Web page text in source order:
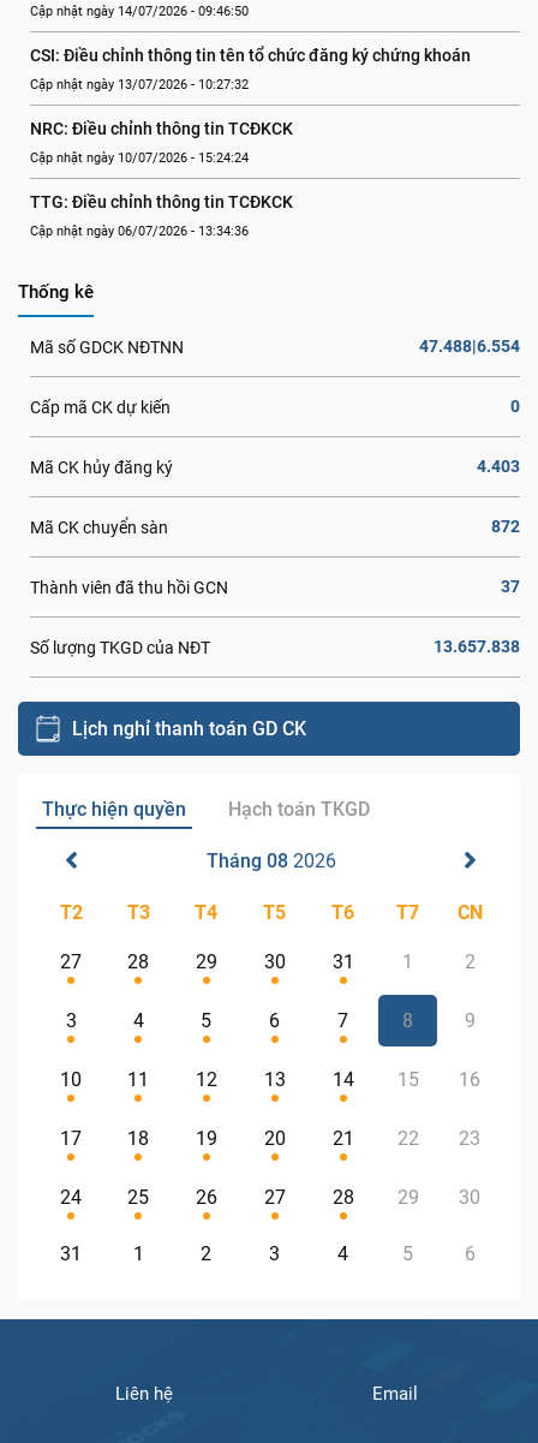
Cập nhật ngày 14/07/2026 - 09:46:50
CSI: Điều chỉnh thông tin tên tổ chức đăng ký chứng khoán
Cập nhật ngày 13/07/2026 - 10:27:32
NRC: Điều chỉnh thông tin TCĐKCK
Cập nhật ngày 10/07/2026 - 15:24:24
TTG: Điều chỉnh thông tin TCĐKCK
Cập nhật ngày 06/07/2026 - 13:34:36
Thống kê
Mã số GDCK NĐTNN 47.488|6.554
Cấp mã CK dự kiến 0
Mã CK hủy đăng ký 4.403
Mã CK chuyển sàn 872
Thành viên đã thu hồi GCN 37
Số lượng TKGD của NĐT 13.657.838
Lịch nghỉ thanh toán GD CK
Thực hiện quyền Hạch toán TKGD
Tháng 08 2026
T2 T3 T4 T5 T6 T7 CN
27 28 29 30 31 1 2
3 4 5 6 7 8 9
10 11 12 13 14 15 16
17 18 19 20 21 22 23
24 25 26 27 28 29 30
31 1 2 3 4 5 6
Liên hệ Email